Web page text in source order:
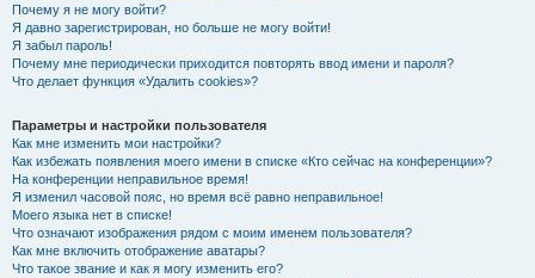
Почему я не могу войти?
Я давно зарегистрирован, но больше не могу войти!
Я забыл пароль!
Почему мне периодически приходится повторять ввод имени и пароля?
Что делает функция «Удалить cookies»?
Параметры и настройки пользователя
Как мне изменить мои настройки?
Как избежать появления моего имени в списке «Кто сейчас на конференции»?
На конференции неправильное время!
Я изменил часовой пояс, но время всё равно неправильное!
Моего языка нет в списке!
Что означают изображения рядом с моим именем пользователя?
Как мне включить отображение аватары?
Что такое звание и как я могу изменить его?